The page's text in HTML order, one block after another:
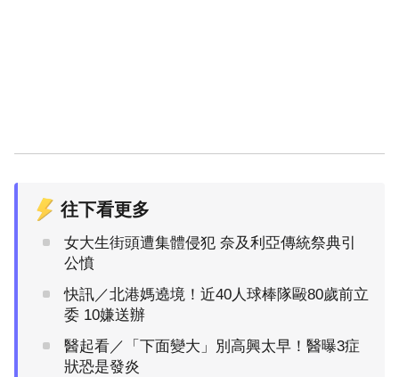
往下看更多
女大生街頭遭集體侵犯 奈及利亞傳統祭典引
公憤
快訊／北港媽遶境！近40人球棒隊毆80歲前立
委 10嫌送辦
醫起看／「下面變大」別高興太早！醫曝3症
狀恐是發炎